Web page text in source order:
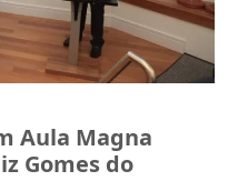
Aula Magna
Gomes do